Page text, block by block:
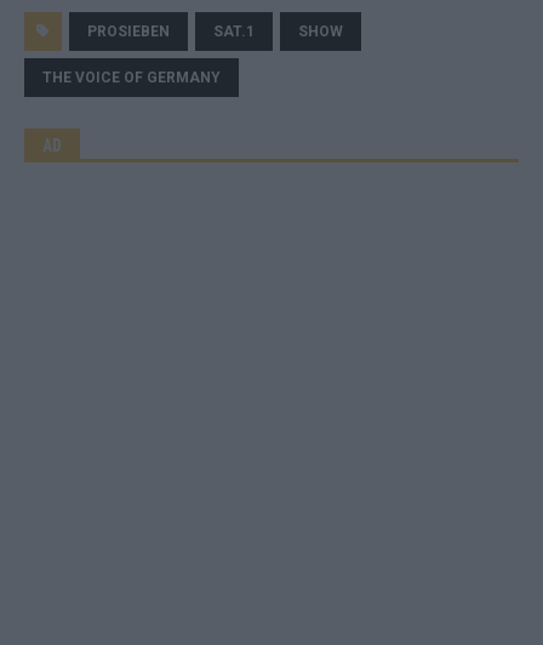
PROSIEBEN SAT.1 SHOW
THE VOICE OF GERMANY
AD